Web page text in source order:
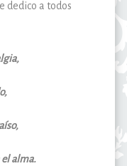
dedico a todos
el alma.